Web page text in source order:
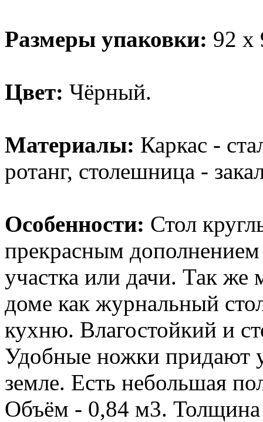
Размеры упаковки: 92 х
Цвет: Чёрный.
Материалы: Каркас -
ротанг, столешница -
Особенности: Стол
прекрасным дополнением
участка или дачи. Так же
доме как журнальный
кухню. Влагостойкий и
Удобные ножки придают
земле. Есть небольшая
Объём - 0,84 м3. Толщина